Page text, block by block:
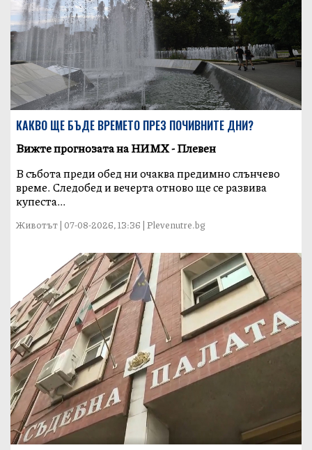
КАКВО ЩЕ БЪДЕ ВРЕМЕТО ПРЕЗ ПОЧИВНИТЕ ДНИ?
Вижте прогнозата на НИМХ - Плевен
В събота преди обед ни очаква предимно слънчево
време. Следобед и вечерта отново ще се развива
купеста...
Животът | 07-08-2026, 13:36 | Plevenutre.bg